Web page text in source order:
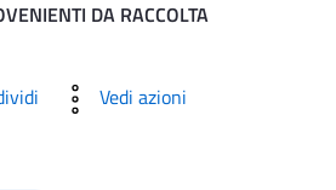
DA RACCOLTA
PER IL
Vedi azioni